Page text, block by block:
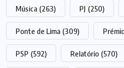
Música (263) PJ (250)
Ponte de Lima (309)
PSP (592) Relatório (570)